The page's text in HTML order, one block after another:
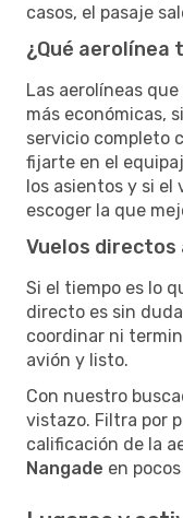
casos, el pasaje
¿Qué aerolínea
Las aerolíneas
más económicas,
servicio completo
fijarte en el
los asientos y si el
escoger la que
Vuelos directos
Si el tiempo es lo
directo es sin
coordinar ni
avión y listo.
Con nuestro
vistazo. Filtra por
calificación de la
Nangade en